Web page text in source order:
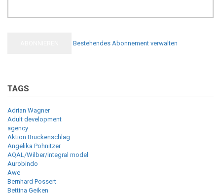
Bestehendes Abonnement verwalten
TAGS
Adrian Wagner
Adult development
agency
Aktion Brückenschlag
Angelika Pohnitzer
AQAL/Wilber/integral model
Aurobindo
Awe
Bernhard Possert
Bettina Geiken